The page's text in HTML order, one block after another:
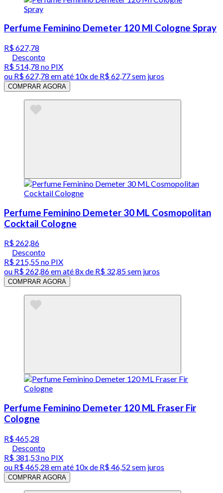
Perfume Feminino Demeter 120 Ml Cologne Spray
R$ 627,78
Desconto
R$ 514,78 no PIX
ou R$ 627,78 em até 10x de R$ 62,77 sem juros
COMPRAR AGORA
Perfume Feminino Demeter 30 ML Cosmopolitan
Cocktail Cologne
R$ 262,86
Desconto
R$ 215,55no PIX
ou R$ 262,86em até8x de R$ 32,85 sem juros
COMPRAR AGORA
Perfume Feminino Demeter 120 ML Fraser Fir
Cologne
R$ 465,28
Desconto
R$ 381,53no PIX
ou R$ 465,28 em até 10x de R$ 46,52 sem juros
COMPRAR AGORA